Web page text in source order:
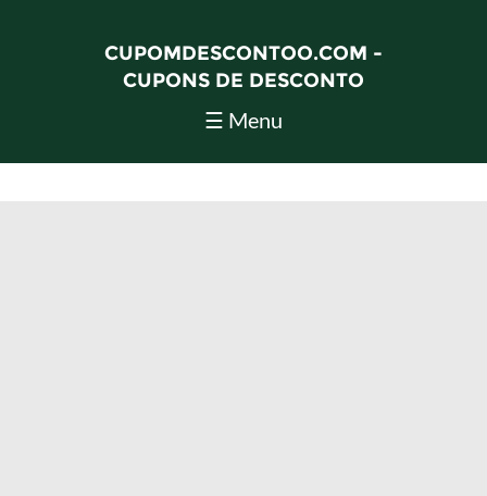
CUPOMDESCONTOO.COM -
CUPONS DE DESCONTO
☰ Menu